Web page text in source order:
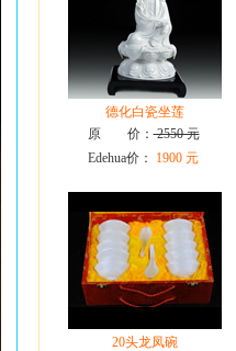
德化白瓷坐莲
原 价：2550 元
Edehua价：
1900 元
20头龙凤碗